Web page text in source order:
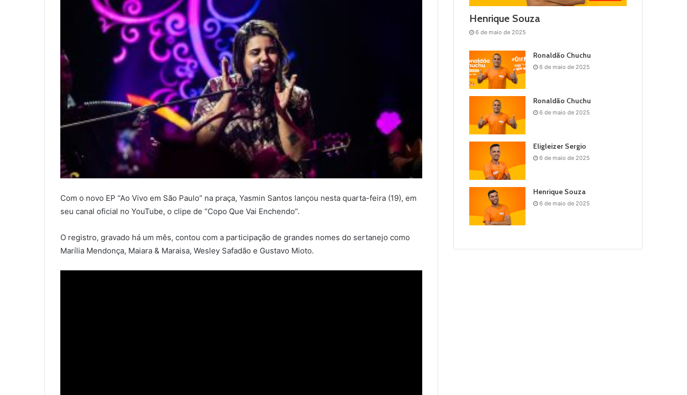
Com o novo EP “Ao Vivo em São Paulo” na praça, Yasmin Santos lançou nesta quarta-feira (19), em
seu canal oficial no YouTube, o clipe de “Copo Que Vai Enchendo”.
O registro, gravado há um mês, contou com a participação de grandes nomes do sertanejo como
Marília Mendonça, Maiara & Maraisa, Wesley Safadão e Gustavo Mioto.
Henrique Souza
6 de maio de 2025
Ronaldão Chuchu
6 de maio de 2025
Ronaldão Chuchu
6 de maio de 2025
Eligleizer Sergio
6 de maio de 2025
Henrique Souza
6 de maio de 2025